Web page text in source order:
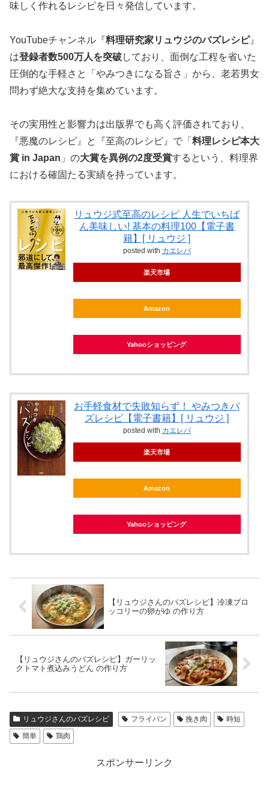
味しく作れるレシピを日々発信しています。
YouTubeチャンネル『料理研究家リュウジのバズレシピ』
は登録者数500万人を突破しており、面倒な工程を省いた
圧倒的な手軽さと「やみつきになる旨さ」から、老若男女
問わず絶大な支持を集めています。
その実用性と影響力は出版界でも高く評価されており、
『悪魔のレシピ』と『至高のレシピ』で「 料理レシピ本大
賞 in Japan 」の大賞を異例の2度受賞するという、料理界
における確固たる実績を持っています。
リュウジ式至高のレシピ 人生でいちば
ん美味しい! 基本の料理100【電子書
籍】[ リュウジ ]
posted with カエレバ
楽天市場
Amazon
Yahooショッピング
お手軽食材で失敗知らず！ やみつきバ
ズレシピ【電子書籍】[ リュウジ ]
posted with カエレバ
楽天市場
Amazon
Yahooショッピング
【リュウジさんのバズレシピ】冷凍ブロ
ッコリーの卵がゆ の作り方
【リュウジさんのバズレシピ】ガーリッ
クトマト煮込みうどん の作り方
リュウジさんのバズレシピ フライパン 挽き肉
時短
簡単
鶏肉
スポンサーリンク